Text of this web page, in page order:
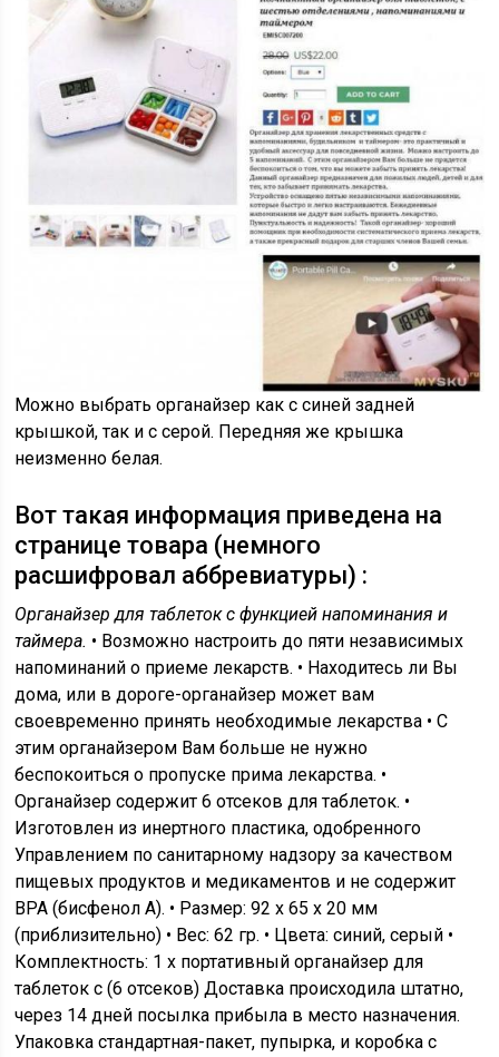
Можно выбрать органайзер как с синей задней
крышкой, так и с серой. Передняя же крышка
неизменно белая.
Вот такая информация приведена на
странице товара (немного
расшифровал аббревиатуры) :
Органайзер для таблеток с функцией напоминания и
таймера. • Возможно настроить до пяти независимых
напоминаний о приеме лекарств. • Находитесь ли Вы
дома, или в дороге-органайзер может вам
своевременно принять необходимые лекарства • С
этим органайзером Вам больше не нужно
беспокоиться о пропуске прима лекарства. •
Органайзер содержит 6 отсеков для таблеток. •
Изготовлен из инертного пластика, одобренного
Управлением по санитарному надзору за качеством
пищевых продуктов и медикаментов и не содержит
BPA (бисфенол А). • Размер: 92 x 65 x 20 мм
(приблизительно) • Вес: 62 гр. • Цвета: синий, серый •
Комплектность: 1 x портативный органайзер для
таблеток с (6 отсеков) Доставка происходила штатно,
через 14 дней посылка прибыла в место назначения.
Упаковка стандартная-пакет, пупырка, и коробка с